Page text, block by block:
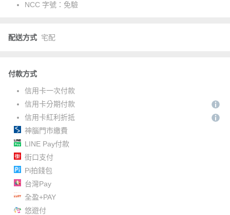
NCC 字號： 免驗
配送方式 宅配
付款方式
信用卡一次付款
信用卡分期付款
信用卡紅利折抵
神腦門市繳費
LINE Pay付款
街口支付
Pi拍錢包
台灣Pay
全盈+PAY
悠遊付